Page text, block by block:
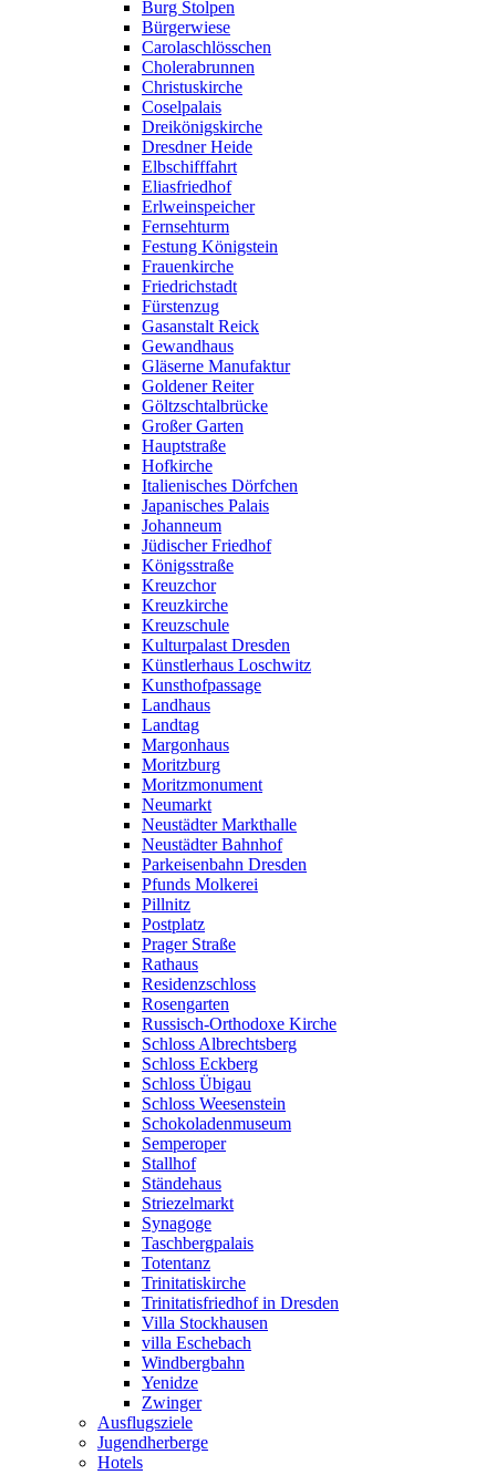
Burg Stolpen
Bürgerwiese
Carolaschlösschen
Cholerabrunnen
Christuskirche
Coselpalais
Dreikönigskirche
Dresdner Heide
Elbschifffahrt
Eliasfriedhof
Erlweinspeicher
Fernsehturm
Festung Königstein
Frauenkirche
Friedrichstadt
Fürstenzug
Gasanstalt Reick
Gewandhaus
Gläserne Manufaktur
Goldener Reiter
Göltzschtalbrücke
Großer Garten
Hauptstraße
Hofkirche
Italienisches Dörfchen
Japanisches Palais
Johanneum
Jüdischer Friedhof
Königsstraße
Kreuzchor
Kreuzkirche
Kreuzschule
Kulturpalast Dresden
Künstlerhaus Loschwitz
Kunsthofpassage
Landhaus
Landtag
Margonhaus
Moritzburg
Moritzmonument
Neumarkt
Neustädter Markthalle
Neustädter Bahnhof
Parkeisenbahn Dresden
Pfunds Molkerei
Pillnitz
Postplatz
Prager Straße
Rathaus
Residenzschloss
Rosengarten
Russisch-Orthodoxe Kirche
Schloss Albrechtsberg
Schloss Eckberg
Schloss Übigau
Schloss Weesenstein
Schokoladenmuseum
Semperoper
Stallhof
Ständehaus
Striezelmarkt
Synagoge
Taschbergpalais
Totentanz
Trinitatiskirche
Trinitatisfriedhof in Dresden
Villa Stockhausen
villa Eschebach
Windbergbahn
Yenidze
Zwinger
Ausflugsziele
Jugendherberge
Hotels